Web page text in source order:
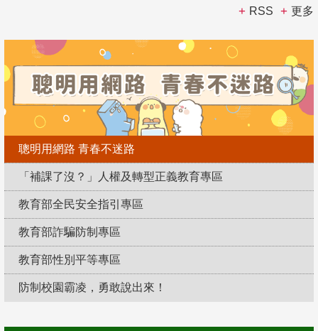
RSS 更多
聰明用網路 青春不迷路
「補課了沒？」人權及轉型正義教育專區
教育部全民安全指引專區
教育部詐騙防制專區
教育部性別平等專區
防制校園霸凌，勇敢說出來！